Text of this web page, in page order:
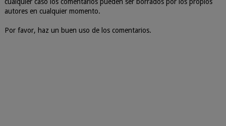
autores en cualquier momento.
Por favor, haz un buen uso de los comentarios.